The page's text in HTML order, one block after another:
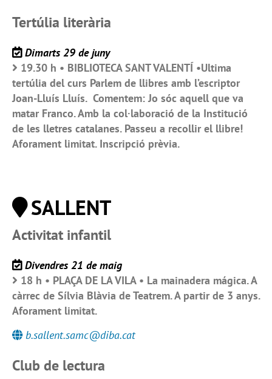
Tertúlia literària
Dimarts 29 de juny
19.30 h • BIBLIOTECA SANT VALENTÍ •Ultima
tertúlia del curs Parlem de llibres amb l’escriptor
Joan-Lluís Lluís. Comentem: Jo sóc aquell que va
matar Franco. Amb la col·laboració de la Institució
de les lletres catalanes. Passeu a recollir el llibre!
Aforament limitat. Inscripció prèvia.
SALLENT
Activitat infantil
Divendres 21 de maig
18 h • PLAÇA DE LA VILA • La mainadera mágica. A
càrrec de Sílvia Blàvia de Teatrem. A partir de 3 anys.
Aforament limitat.
b.sallent.samc@diba.cat
Club de lectura